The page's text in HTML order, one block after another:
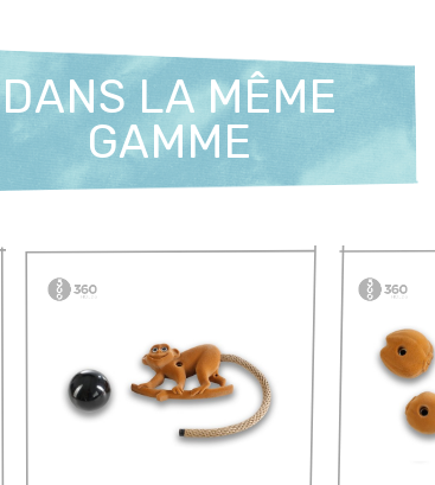
DANS LA MÊME
GAMME